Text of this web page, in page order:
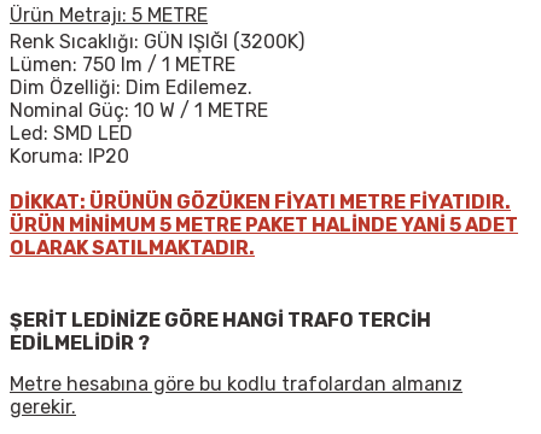
Ürün Metrajı: 5 METRE
Renk Sıcaklığı: GÜN IŞIĞI (3200K)
Lümen: 750 lm / 1 METRE
Dim Özelliği: Dim Edilemez.
Nominal Güç: 10 W / 1 METRE
Led: SMD LED
Koruma: IP20
DİKKAT: ÜRÜNÜN GÖZÜKEN FİYATI METRE FİYATIDIR.
ÜRÜN MİNİMUM 5 METRE PAKET HALİNDE YANİ 5 ADET
OLARAK SATILMAKTADIR.
ŞERİT LEDİNİZE GÖRE HANGİ TRAFO TERCİH
EDİLMELİDİR ?
Metre hesabına göre bu kodlu trafolardan almanız
gerekir.